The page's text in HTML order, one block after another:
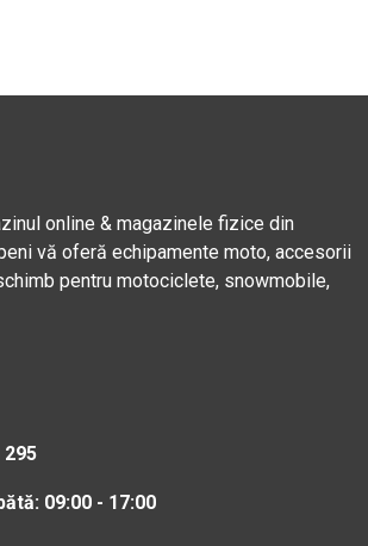
online & magazinele fizice din
vă oferă echipamente moto, accesorii
pentru motociclete, snowmobile,
295
09:00 - 17:00